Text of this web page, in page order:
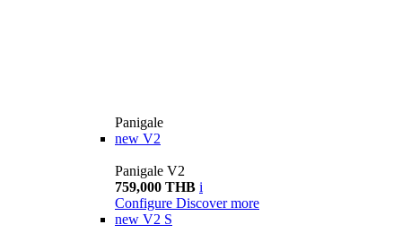
Panigale
new V2
Panigale V2
759,000 THB i
Configure Discover more
new V2 S